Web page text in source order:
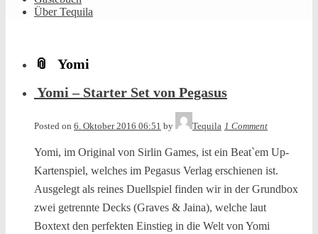
Über Tequila
Yomi
Yomi – Starter Set von Pegasus
Posted on 6. Oktober 2016 06:51 by Tequila 1 Comment
Yomi, im Original von Sirlin Games, ist ein Beat`em Up-
Kartenspiel, welches im Pegasus Verlag erschienen ist.
Ausgelegt als reines Duellspiel finden wir in der Grundbox
zwei getrennte Decks (Graves & Jaina), welche laut
Boxtext den perfekten Einstieg in die Welt von Yomi